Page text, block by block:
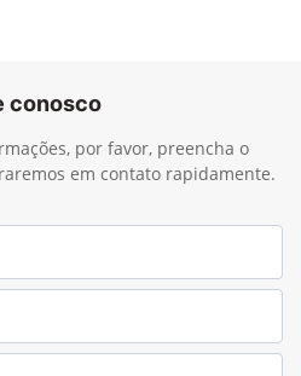
conosco
por favor, preencha o
em contato rapidamente.